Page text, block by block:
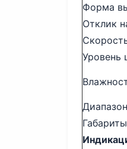
Форма
Отклик
Уровень